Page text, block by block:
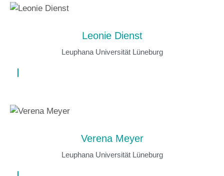
Leonie Dienst
Leuphana Universität Lüneburg
Verena Meyer
Leuphana Universität Lüneburg